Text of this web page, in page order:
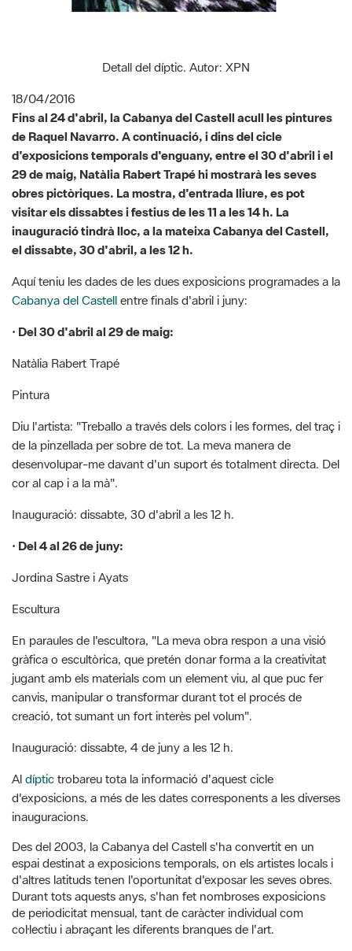
Fins al 24 d'abril, la Cabanya del Castell acull les pintures
de Raquel Navarro. A continuació, i dins del cicle
d'exposicions temporals d'enguany, entre el 30 d'abril i el
29 de maig, Natàlia Rabert Trapé hi mostrarà les seves
obres pictòriques. La mostra, d'entrada lliure, es pot
visitar els dissabtes i festius de les 11 a les 14 h. La
inauguració tindrà lloc, a la mateixa Cabanya del Castell,
el dissabte, 30 d'abril, a les 12 h.
Aquí teniu les dades de les dues exposicions programades a la
· Del 30 d'abril al 29 de maig:
Natàlia Rabert Trapé
Pintura
Diu l'artista: "Treballo a través dels colors i les formes, del traç i
desenvolupar-me davant d'un suport és totalment directa. Del
cor al cap i a la mà".
Inauguració: dissabte, 30 d'abril a les 12 h.
· Del 4 al 26 de juny:
Jordina Sastre i Ayats
Escultura
En paraules de l'escultora, "La meva obra respon a una visió
jugant amb els materials com un element viu, al que puc fer
canvis, manipular o transformar durant tot el procés de
creació, tot sumant un fort interès pel volum".
Inauguració: dissabte, 4 de juny a les 12 h.
Al
trobareu tota la informació d'aquest cicle
d'exposicions, a més de les dates corresponents a les diverses
inauguracions.
Des del 2003, la Cabanya del Castell s'ha convertit en un
espai destinat a exposicions temporals, on els artistes locals i
d'altres latituds tenen l'oportunitat d'exposar les seves obres.
Durant tots aquests anys, s'han fet nombroses exposicions
de periodicitat mensual, tant de caràcter individual com
col·lectiu i abraçant les diferents branques de l'art.